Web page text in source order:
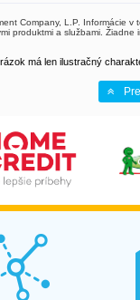
Company, L.P. Informácie
produktmi a službami.
má len ilustračný